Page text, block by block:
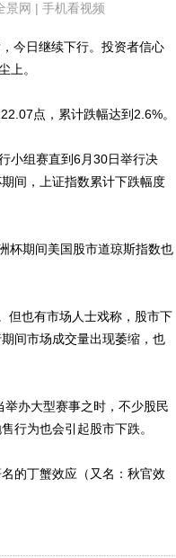
景网 | 手机看视频
今日继续下行。投资者信心
上。
点，累计跌幅达到2.6%。
小组赛直到6月30日举行决
间，上证指数累计下跌幅度
期间美国股市道琼斯指数也
也有市场人士戏称，股市下
间市场成交量出现萎缩，也
办大型赛事之时，不少股民
行为也会引起股市下跌。
的丁蟹效应（又名：秋官效